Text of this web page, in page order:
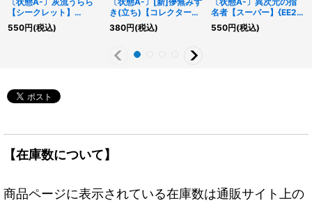
【シークレット】
{20TH-JPC85}《モン
スター》
550円(税込)
き(立ち)【コレクター
ズ】{RC03-JP018}《モ
ンスター》
380円(税込)
名者【スーパー】{EE2-
JP039}《魔法》
550円(税込)
【在庫数について】
商品ページに表示されている在庫数は通販サイト上の